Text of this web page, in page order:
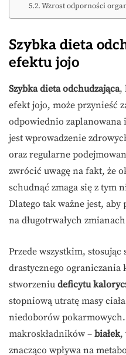
Wzrost odporności
Szybka dieta
efektu jojo
Szybka dieta odchudzająca,
efekt jojo, może przynieść
odpowiednio zaplanowana
jest wprowadzenie
oraz regularne
zwrócić uwagę na fakt, że
schudnąć zmaga się z tym
Dlatego tak ważne jest, aby
na długotrwałych
Przede wszystkim,
drastycznego
stworzeniu deficytu
stopniową utratę masy
niedoborów
makroskładników – białek,
znacząco wpływa na